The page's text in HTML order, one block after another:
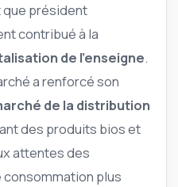
que président
contribué à la
de l’enseigne.
a renforcé son
de la distribution
des produits bios et
attentes des
plus